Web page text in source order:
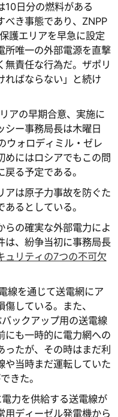
10日分の燃料がある
べき事態であり、ZNPP
護エリアを早急に設定
所唯一の外部電源を直撃
無責任な行為だ。ザポリ
ればならない」と続け
アの早期合意、実施に
シー事務局長は木曜日
ウォロディミル・ゼレ
めにはロシアでもこの問
る予定である。
アは原子力事故を防ぐた
るとしている。
らの確実な外部電力によ
は、紛争当初に事務局長
ュリティの7つの不可欠
線を通じて送電網にア
している。また、
ックアップ用の送電線
にも一時的に電力網への
たが、その時はまだ利
や当時まだ運転していた
きた。
力を供給する送電線が
用ディーゼル発電機から